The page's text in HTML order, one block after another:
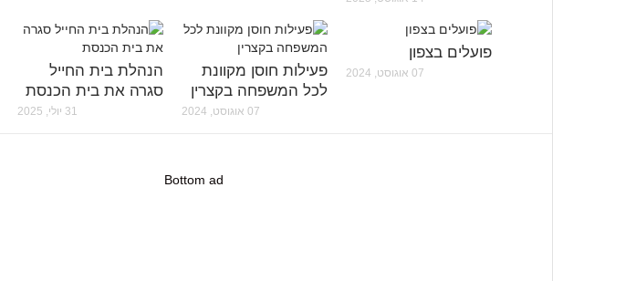
הנהלת בית החייל
סגרה את בית הכנסת
31 יולי, 2025
פעילות חוסן מקוונת
לכל המשפחה בקצרין
07 אוגוסט, 2024
פועלים בצפון
07 אוגוסט, 2024
Bottom ad